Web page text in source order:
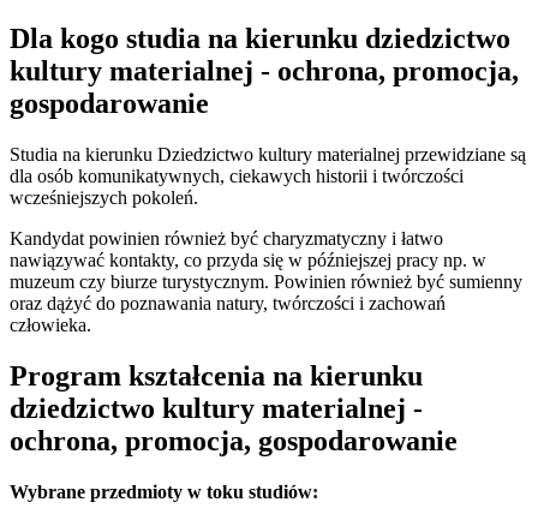
Dla kogo studia na kierunku dziedzictwo
kultury materialnej - ochrona, promocja,
gospodarowanie
Studia na kierunku Dziedzictwo kultury materialnej przewidziane są
dla osób komunikatywnych, ciekawych historii i twórczości
wcześniejszych pokoleń.
Kandydat powinien również być charyzmatyczny i łatwo
nawiązywać kontakty, co przyda się w późniejszej pracy np. w
muzeum czy biurze turystycznym. Powinien również być sumienny
oraz dążyć do poznawania natury, twórczości i zachowań
człowieka.
Program kształcenia na kierunku
dziedzictwo kultury materialnej -
ochrona, promocja, gospodarowanie
Wybrane przedmioty w toku studiów: